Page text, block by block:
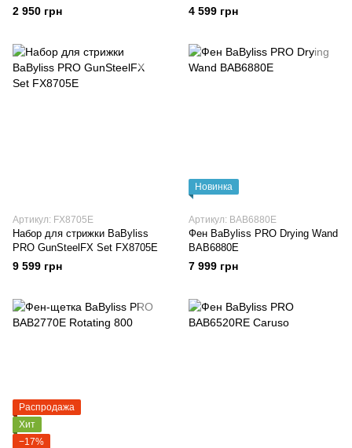
BAB2072EPE
2 950 грн 4 599 грн
Артикул: FX8705E
Набор для стрижки BaByliss
PRO GunSteelFX Set FX8705E
9 599 грн
Новинка
Артикул: BAB6880E
Фен BaByliss PRO Drying Wand
BAB6880E
7 999 грн
Распродажа
Хит
−17%